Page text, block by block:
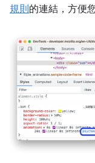
規則的連結，方便